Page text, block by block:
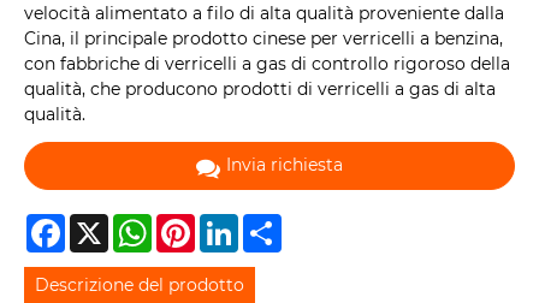
velocità alimentato a filo di alta qualità proveniente dalla
Cina, il principale prodotto cinese per verricelli a benzina,
con fabbriche di verricelli a gas di controllo rigoroso della
qualità, che producono prodotti di verricelli a gas di alta
qualità.
Invia richiesta
Facebook
X WhatsAppPinterestLinkedIn
Descrizione del prodotto